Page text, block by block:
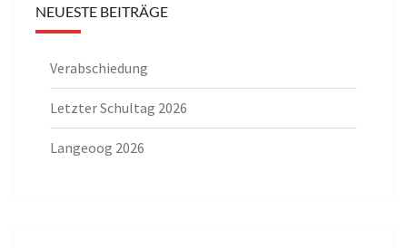
NEUESTE BEITRÄGE
Verabschiedung
Letzter Schultag 2026
Langeoog 2026